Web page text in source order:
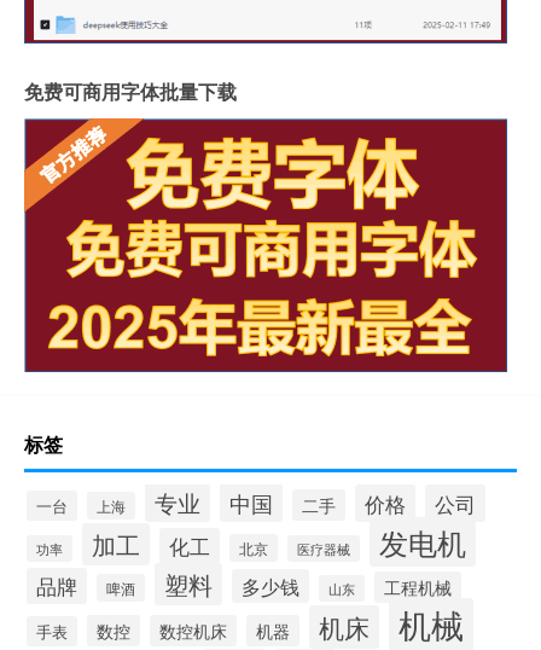
免费可商用字体批量下载
标签
一台 上海 专业 中国 二手 价格 公司
功率 加工 化工 北京 医疗器械 发电机
品牌 啤酒 塑料 多少钱 山东 工程机械
手表 数控 数控机床 机器 机床 机械